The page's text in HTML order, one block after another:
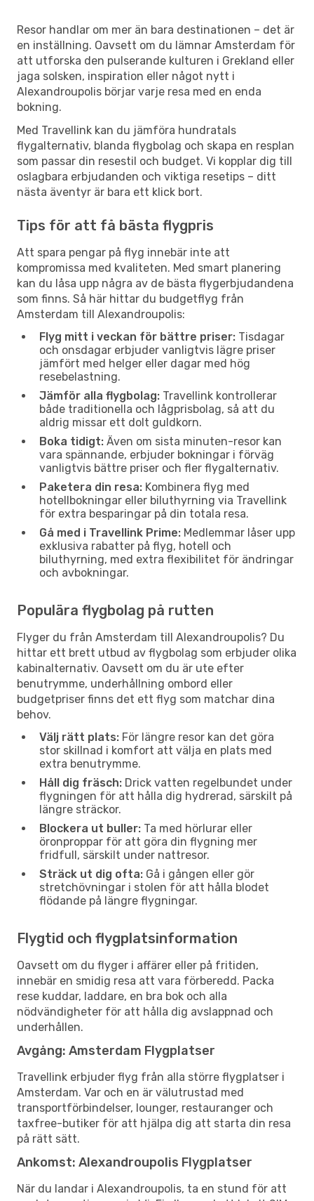
Resor handlar om mer än bara destinationen – det är
en inställning. Oavsett om du lämnar Amsterdam för
att utforska den pulserande kulturen i Grekland eller
jaga solsken, inspiration eller något nytt i
Alexandroupolis börjar varje resa med en enda
bokning.
Med Travellink kan du jämföra hundratals
flygalternativ, blanda flygbolag och skapa en resplan
som passar din resestil och budget. Vi kopplar dig till
oslagbara erbjudanden och viktiga resetips – ditt
nästa äventyr är bara ett klick bort.
Tips för att få bästa flygpris
Att spara pengar på flyg innebär inte att
kompromissa med kvaliteten. Med smart planering
kan du låsa upp några av de bästa flygerbjudandena
som finns. Så här hittar du budgetflyg från
Amsterdam till Alexandroupolis:
Flyg mitt i veckan för bättre priser: Tisdagar
och onsdagar erbjuder vanligtvis lägre priser
jämfört med helger eller dagar med hög
resebelastning.
Jämför alla flygbolag: Travellink kontrollerar
både traditionella och lågprisbolag, så att du
aldrig missar ett dolt guldkorn.
Boka tidigt: Även om sista minuten-resor kan
vara spännande, erbjuder bokningar i förväg
vanligtvis bättre priser och fler flygalternativ.
Paketera din resa: Kombinera flyg med
hotellbokningar eller biluthyrning via Travellink
för extra besparingar på din totala resa.
Gå med i Travellink Prime: Medlemmar låser upp
exklusiva rabatter på flyg, hotell och
biluthyrning, med extra flexibilitet för ändringar
och avbokningar.
Populära flygbolag på rutten
Flyger du från Amsterdam till Alexandroupolis? Du
hittar ett brett utbud av flygbolag som erbjuder olika
kabinalternativ. Oavsett om du är ute efter
benutrymme, underhållning ombord eller
budgetpriser finns det ett flyg som matchar dina
behov.
Välj rätt plats: För längre resor kan det göra
stor skillnad i komfort att välja en plats med
extra benutrymme.
Håll dig fräsch: Drick vatten regelbundet under
flygningen för att hålla dig hydrerad, särskilt på
längre sträckor.
Blockera ut buller: Ta med hörlurar eller
öronproppar för att göra din flygning mer
fridfull, särskilt under nattresor.
Sträck ut dig ofta: Gå i gången eller gör
stretchövningar i stolen för att hålla blodet
flödande på längre flygningar.
Flygtid och flygplatsinformation
Oavsett om du flyger i affärer eller på fritiden,
innebär en smidig resa att vara förberedd. Packa
rese kuddar, laddare, en bra bok och alla
nödvändigheter för att hålla dig avslappnad och
underhållen.
Avgång: Amsterdam Flygplatser
Travellink erbjuder flyg från alla större flygplatser i
Amsterdam. Var och en är välutrustad med
transportförbindelser, lounger, restauranger och
taxfree-butiker för att hjälpa dig att starta din resa
på rätt sätt.
Ankomst: Alexandroupolis Flygplatser
När du landar i Alexandroupolis, ta en stund för att